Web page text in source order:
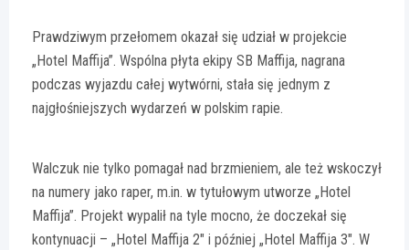
Prawdziwym przełomem okazał się udział w projekcie
„Hotel Maffija”. Wspólna płyta ekipy SB Maffija, nagrana
podczas wyjazdu całej wytwórni, stała się jednym z
najgłośniejszych wydarzeń w polskim rapie.
Walczuk nie tylko pomagał nad brzmieniem, ale też wskoczył
na numery jako raper, m.in. w tytułowym utworze „Hotel
Maffija”. Projekt wypalił na tyle mocno, że doczekał się
kontynuacji – „Hotel Maffija 2″ i później „Hotel Maffija 3″. W